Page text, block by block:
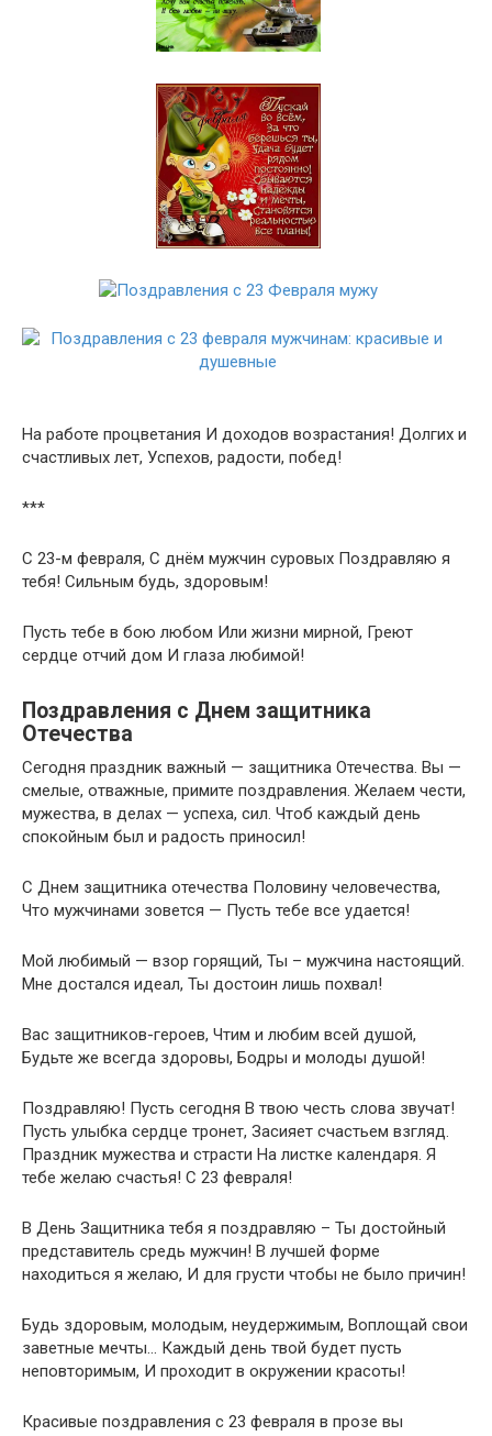
На работе процветания И доходов возрастания! Долгих и
счастливых лет, Успехов, радости, побед!
***
С 23-м февраля, С днём мужчин суровых Поздравляю я
тебя! Сильным будь, здоровым!
Пусть тебе в бою любом Или жизни мирной, Греют
сердце отчий дом И глаза любимой!
Поздравления с Днем защитника
Отечества
Сегодня праздник важный — защитника Отечества. Вы —
смелые, отважные, примите поздравления. Желаем чести,
мужества, в делах — успеха, сил. Чтоб каждый день
спокойным был и радость приносил!
C Днем защитника отечества Половину человечества,
Что мужчинами зовется — Пусть тебе все удается!
Мой любимый — взор горящий, Ты – мужчина настоящий.
Мне достался идеал, Ты достоин лишь похвал!
Вас защитников-героев, Чтим и любим всей душой,
Будьте же всегда здоровы, Бодры и молоды душой!
Поздравляю! Пусть сегодня В твою честь слова звучат!
Пусть улыбка сердце тронет, Засияет счастьем взгляд.
Праздник мужества и страсти На листке календаря. Я
тебе желаю счастья! С 23 февраля!
В День Защитника тебя я поздравляю – Ты достойный
представитель средь мужчин! В лучшей форме
находиться я желаю, И для грусти чтобы не было причин!
Будь здоровым, молодым, неудержимым, Воплощай свои
заветные мечты… Каждый день твой будет пусть
неповторимым, И проходит в окружении красоты!
Красивые поздравления с 23 февраля в прозе вы